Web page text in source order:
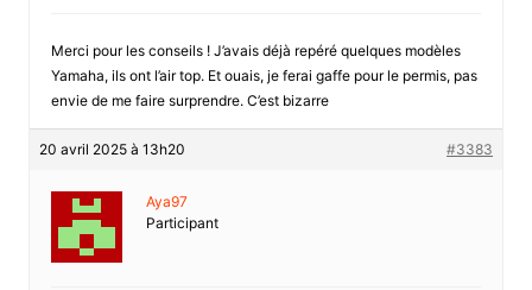
Merci pour les conseils ! J’avais déjà repéré quelques modèles
Yamaha, ils ont l’air top. Et ouais, je ferai gaffe pour le permis, pas
envie de me faire surprendre. C’est bizarre
20 avril 2025 à 13h20 #3383
Aya97
Participant